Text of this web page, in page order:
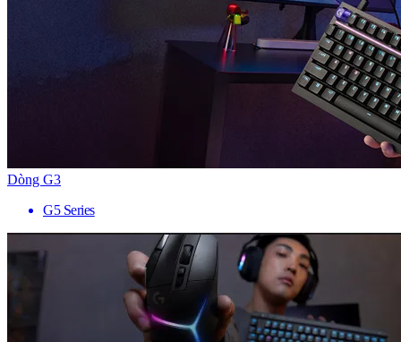
Dòng G3
G5 Series